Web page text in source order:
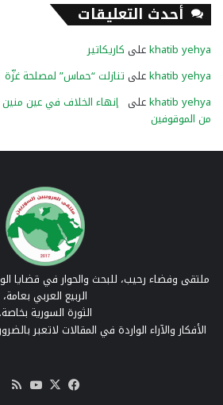
أحدث التعليقات
khatib yehyaعلى كاريكاتير
khatib yehyaعلى تنازلت “حماس” لمصلحة غزّة
khatib yehyaعلى إنهاء الخلاف في عين
من الموقوفين
ملتقى وفضاء رحيب، للبحث والحوار في قضايا
الربيع العربي بعامة،
الثورة السورية بخاصة.
الأفكار والآراء الواردة في المقالات لاتعبر
فيسبوك
‫X